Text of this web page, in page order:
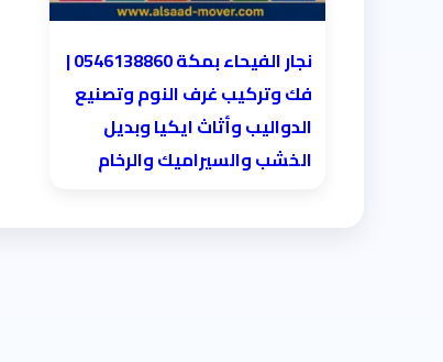
نجار الفيحاء بمكة 0546138860⁩ |
فك وتركيب غرف النوم وتصنيع
الدواليب وأثاث ايكيا وبديل
الخشب والسيراميك والرخام